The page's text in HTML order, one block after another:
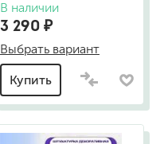
В наличии
3 290 ₽
Выбрать вариант
Купить